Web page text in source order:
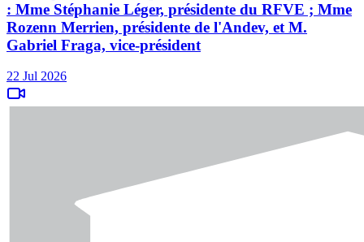
: Mme Stéphanie Léger, présidente du RFVE ; Mme
Rozenn Merrien, présidente de l'Andev, et M.
Gabriel Fraga, vice-président
22 Jul 2026